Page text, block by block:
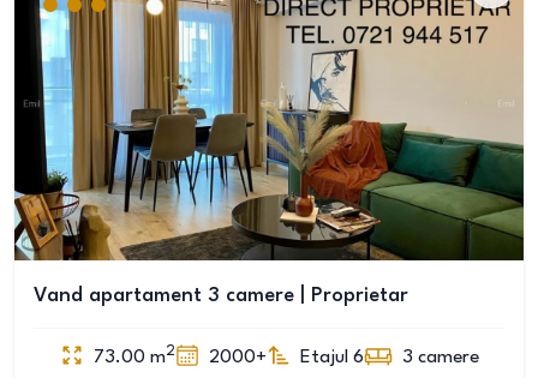
Vand apartament 3 camere | Proprietar
73.00 m2 2000+ Etajul 6 3 camere